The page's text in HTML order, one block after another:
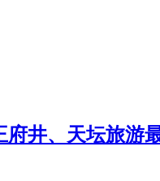
井、天坛旅游